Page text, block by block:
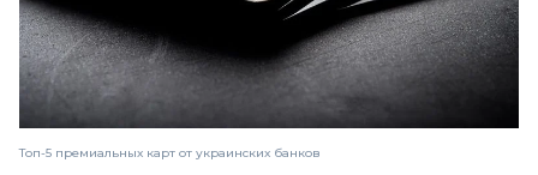
Топ-5 премиальных карт от украинских банков